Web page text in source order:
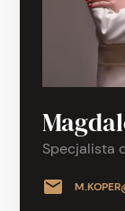
Specjalista